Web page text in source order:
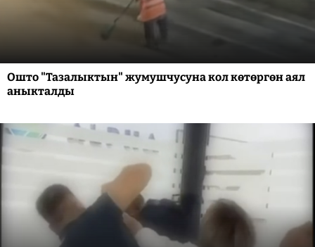
Ошто "Тазалыктын" жумушчусуна кол көтөргөн аял
аныкталды